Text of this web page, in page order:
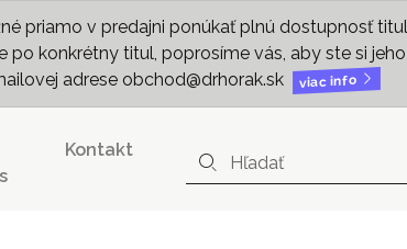
priamo v predajni ponúkať plnú dostupnosť
konkrétny titul, poprosíme vás, aby ste si
adrese obchod@drhorak.sk
viac info
Kontakt